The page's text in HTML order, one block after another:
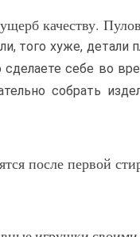
качеству.
того хуже, детали
себе во
собрать
после первой